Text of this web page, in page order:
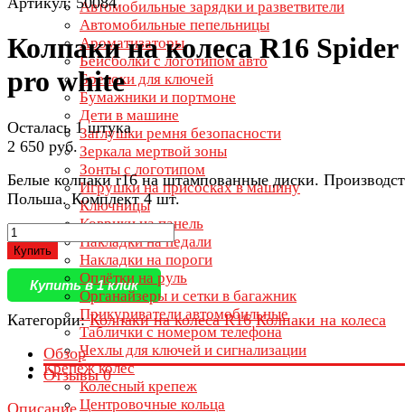
Автомобильные зарядки и разветвители
Автомобильные пепельницы
Ароматизаторы
Бейсболки с логотипом авто
Брелоки для ключей
Бумажники и портмоне
Дети в машине
Заглушки ремня безопасности
Зеркала мертвой зоны
Зонты с логотипом
Игрушки на присосках в машину
Ключницы
Коврики на панель
Накладки на педали
Накладки на пороги
Оплётки на руль
Органайзеры и сетки в багажник
Прикуриватели автомобильные
Таблички с номером телефона
Чехлы для ключей и сигнализации
Крепеж колес
Колесный крепеж
Центровочные кольца
Колпаки на колеса R16 Spider
pro white
Осталась 1 штука
2 650 руб.
Белые колпаки r16 на штампованные диски.
Польша. Комплект 4 шт.
Купить
Купить в 1 клик
Категории:Колпаки на колеса R16 Колпаки на колеса
Обзор
Отзывы0
Описание